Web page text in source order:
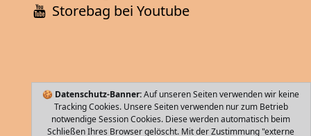
🍪 Datenschutz-Banner:Auf unseren Seiten verwenden wir keine
Tracking Cookies. Unsere Seiten verwenden nur zum Betrieb
notwendige Session Cookies. Diese werden automatisch beim
Schließen Ihres Browser gelöscht. Mit der Zustimmung "externe
Storebag bei Youtube